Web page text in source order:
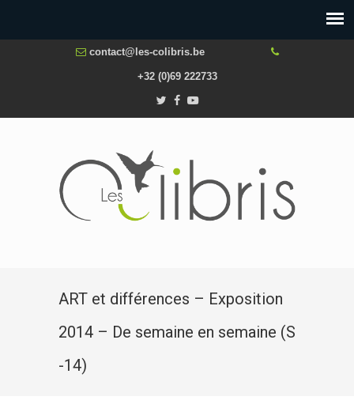
contact@les-colibris.be
+32 (0)69 222733
ART et différences – Exposition
2014 – De semaine en semaine (S
-14)